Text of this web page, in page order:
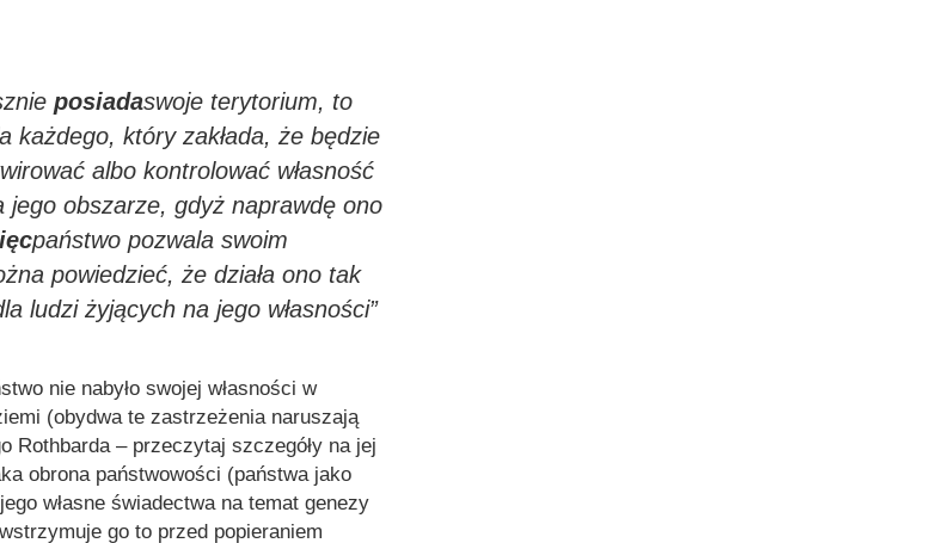
posiadaswoje terytorium, to
każdego, który zakłada, że będzie
albo kontrolować własność
jego obszarze, gdyż naprawdę ono
państwo pozwala swoim
powiedzieć, że działa ono tak
ludzi żyjących na jego własności”
nie nabyło swojej własności w
(obydwa te zastrzeżenia naruszają
Rothbarda – przeczytaj szczegóły na jej
obrona państwowości (państwa jako
własne świadectwa na temat genezy
go to przed popieraniem